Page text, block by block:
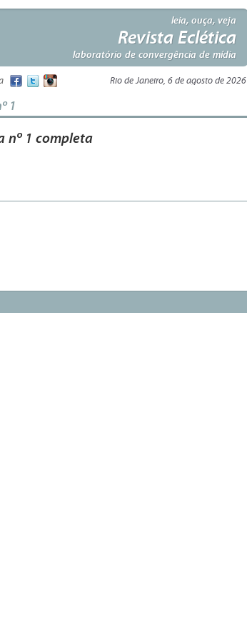
leia, ouça, veja
Revista Eclética
laboratório de convergência de mídia
Rio de Janeiro, 6 de agosto de 2026
1
nº 1 completa